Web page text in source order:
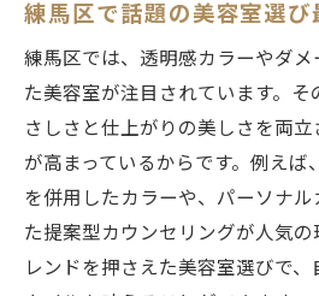
練馬区で話題の美容室選び
練馬区では、透明感カラーやダ
た美容室が注目されています。そ
さしさと仕上がりの美しさを両
が高まっているからです。例えば
を併用したカラーや、パーソナ
た提案型カウンセリングが人気の
レンドを押さえた美容室選びで